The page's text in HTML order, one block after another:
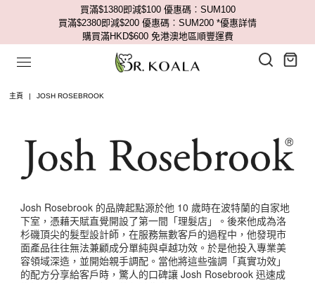
買滿$1380即減$100 優惠碼︰SUM100
買滿$2380即減$200 優惠碼︰SUM200 *優惠詳情
購買滿HKD$600 免港澳地區順豐運費
主頁 | JOSH ROSEBROOK
Josh Rosebrook 的品牌起點源於他 10 歲時在波特蘭的自家地
下室，憑藉天賦直覺開設了第一間「理髮店」。後來他成為洛
杉磯頂尖的髮型設計師，在服務無數客戶的過程中，他發現市
面產品往往無法兼顧成分單純與卓越功效。於是他投入專業美
容領域深造，並開始親手調配。當他將這些強調「真實功效」
的配方分享給客戶時，驚人的口碑讓 Josh Rosebrook 迅速成